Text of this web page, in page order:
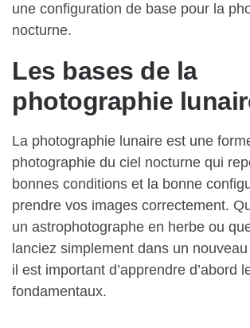
une configuration de base pour la
nocturne.
Les bases de la
photographie
La photographie lunaire est une
photographie du ciel nocturne qui
bonnes conditions et la bonne
prendre vos images correctement.
un astrophotographe en herbe ou
lanciez simplement dans un
il est important d’apprendre d’abord
fondamentaux.